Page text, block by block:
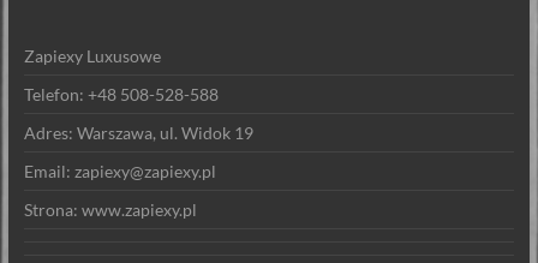
Zapiexy Luxusowe
Telefon: +48 508-528-588
Adres: Warszawa, ul. Widok 19
Email: zapiexy@zapiexy.pl
Strona: www.zapiexy.pl